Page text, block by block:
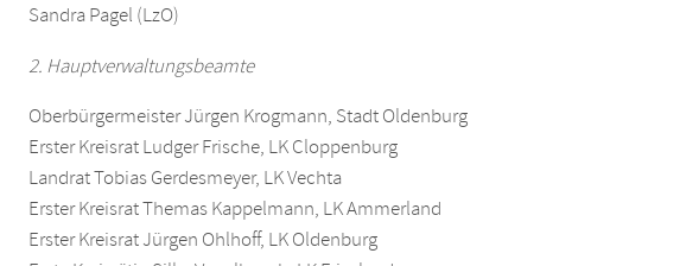
Sandra Pagel (LzO)
2. Hauptverwaltungsbeamte
Oberbürgermeister Jürgen Krogmann, Stadt Oldenburg
Erster Kreisrat Ludger Frische, LK Cloppenburg
Landrat Tobias Gerdesmeyer, LK Vechta
Erster Kreisrat Themas Kappelmann, LK Ammerland
Erster Kreisrat Jürgen Ohlhoff, LK Oldenburg